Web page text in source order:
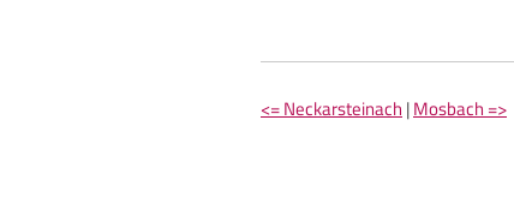
<= Neckarsteinach |Mosbach =>